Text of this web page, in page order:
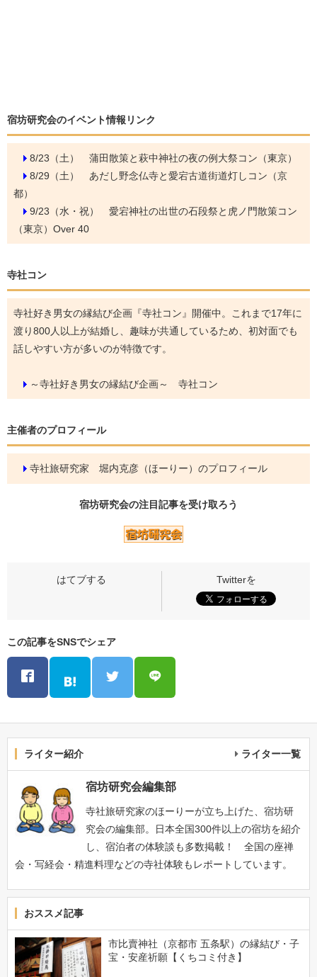
宿坊研究会のイベント情報リンク
8/23（土） 蒲田散策と萩中神社の夜の例大祭コン（東京）
8/29（土） あだし野念仏寺と愛宕古道街道灯しコン（京
都）
9/23（水・祝） 愛宕神社の出世の石段祭と虎ノ門散策コン
（東京）Over 40
寺社コン
寺社好き男女の縁結び企画『寺社コン』開催中。これまで17年に
渡り800人以上が結婚し、趣味が共通しているため、初対面でも
話しやすい方が多いのが特徴です。
～寺社好き男女の縁結び企画～ 寺社コン
主催者のプロフィール
寺社旅研究家 堀内克彦（ほーりー）のプロフィール
宿坊研究会の注目記事を受け取ろう
この記事をSNSでシェア
ライター紹介 ライター一覧
宿坊研究会編集部
寺社旅研究家のほーりーが立ち上げた、宿坊研
究会の編集部。日本全国300件以上の宿坊を紹介
し、宿泊者の体験談も多数掲載！ 全国の座禅
会・写経会・精進料理などの寺社体験もレポートしています。
おススメ記事
市比賣神社（京都市 五条駅）の縁結び・子
宝・安産祈願【くちコミ付き】